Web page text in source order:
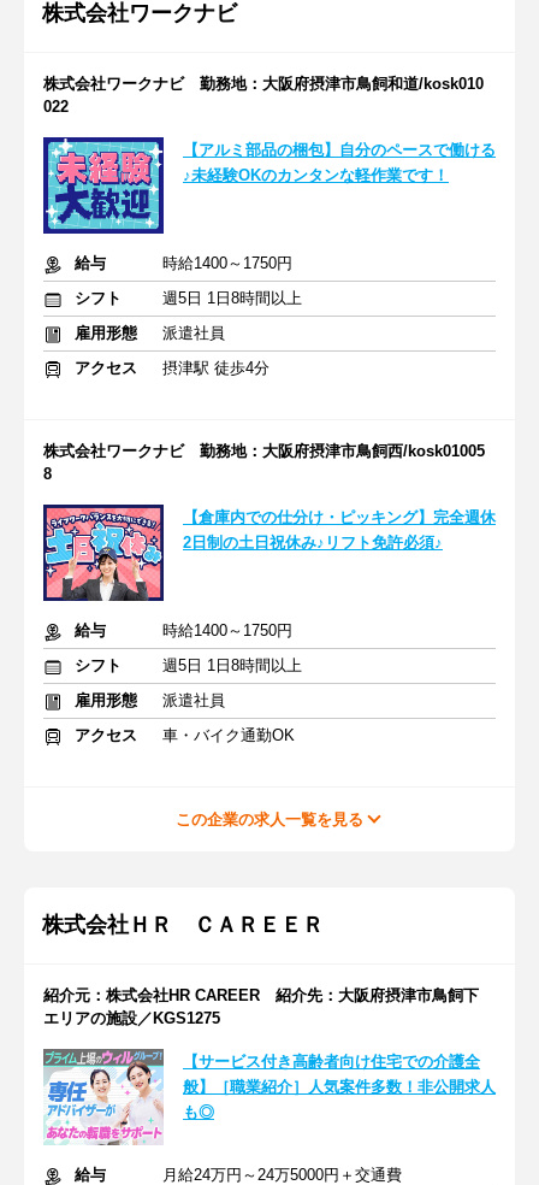
株式会社ワークナビ
株式会社ワークナビ 勤務地：大阪府摂津市鳥飼和道/kosk010
022
【アルミ部品の梱包】自分のペースで働ける
♪未経験OKのカンタンな軽作業です！
給与
時給1400～1750円
シフト
週5日 1日8時間以上
雇用形態
派遣社員
アクセス
摂津駅 徒歩4分
株式会社ワークナビ 勤務地：大阪府摂津市鳥飼西/kosk01005
8
【倉庫内での仕分け・ピッキング】完全週休
2日制の土日祝休み♪リフト免許必須♪
給与
時給1400～1750円
シフト
週5日 1日8時間以上
雇用形態
派遣社員
アクセス
車・バイク通勤OK
この企業の求人一覧を見る
株式会社ＨＲ ＣＡＲＥＥＲ
紹介元：株式会社HR CAREER 紹介先：大阪府摂津市鳥飼下
エリアの施設／KGS1275
【サービス付き高齢者向け住宅での介護全
般】［職業紹介］人気案件多数！非公開求人
も◎
給与
月給24万円～24万5000円＋交通費